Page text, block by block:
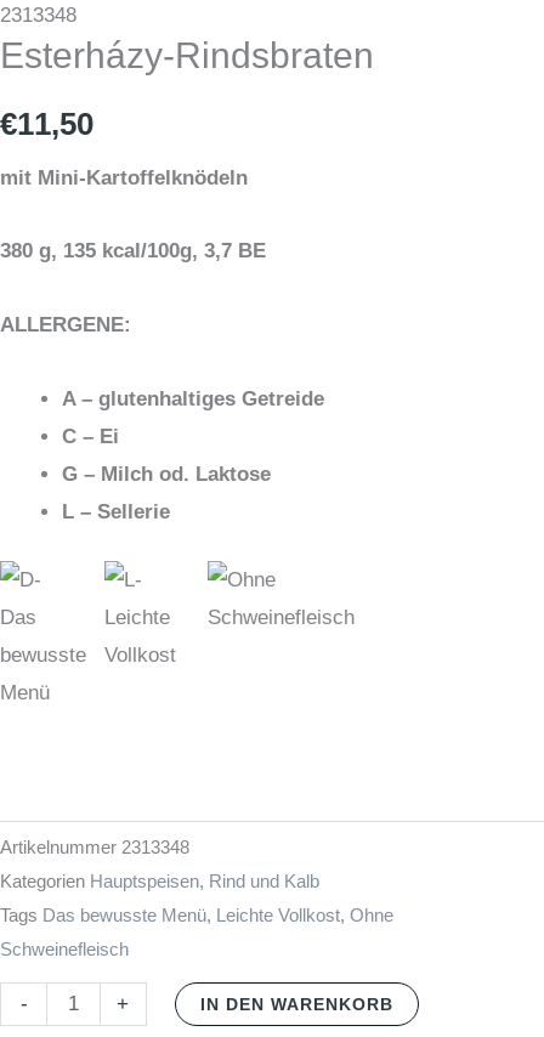
2313348
Esterházy-Rindsbraten
€11,50
mit Mini-Kartoffelknödeln
380 g, 135 kcal/100g, 3,7 BE
ALLERGENE:
A – glutenhaltiges Getreide
C – Ei
G – Milch od. Laktose
L – Sellerie
Artikelnummer 2313348
Kategorien Hauptspeisen, Rind und Kalb
Tags Das bewusste Menü, Leichte Vollkost, Ohne
Schweinefleisch
-
Esterházy-
Rindsbraten
+ IN DEN WARENKORB